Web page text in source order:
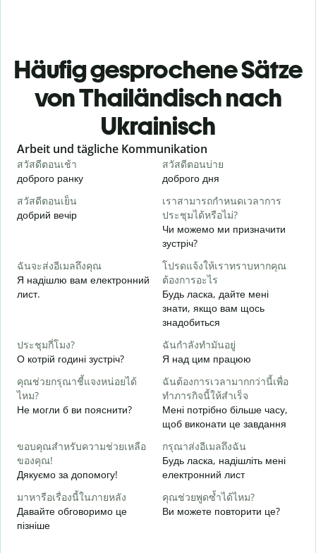
Häufig gesprochene Sätze
von Thailändisch nach
Ukrainisch
Slide 1 of 6
Arbeit und tägliche Kommunikation
สวัสดีตอนเช้า
доброго ранку
สวัสดีตอนบ่าย
доброго дня
สวัสดีตอนเย็น
добрий вечір
เราสามารถกำหนดเวลาการ
ประชุมได้หรือไม่?
Чи можемо ми призначити
зустріч?
ฉันจะส่งอีเมลถึงคุณ
Я надішлю вам електронний
лист.
โปรดแจ้งให้เราทราบหากคุณ
ต้องการอะไร
Будь ласка, дайте мені
знати, якщо вам щось
знадобиться
ประชุมกี่โมง?
О котрій годині зустріч?
ฉันกำลังทำมันอยู่
Я над цим працюю
คุณช่วยกรุณาชี้แจงหน่อยได้
ไหม?
Не могли б ви пояснити?
ฉันต้องการเวลามากกว่านี้เพื่อ
ทำภารกิจนี้ให้สำเร็จ
Мені потрібно більше часу,
щоб виконати це завдання
ขอบคุณสำหรับความช่วยเหลือ
ของคุณ!
Дякуємо за допомогу!
กรุณาส่งอีเมลถึงฉัน
Будь ласка, надішліть мені
електронний лист
มาหารือเรื่องนี้ในภายหลัง
Давайте обговоримо це
пізніше
คุณช่วยพูดซ้ำได้ไหม?
Ви можете повторити це?